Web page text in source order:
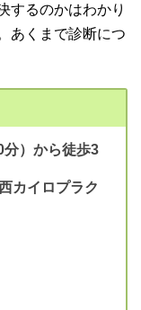
するのかはわかり
あくまで診断につ
分）から徒歩3
カイロプラク